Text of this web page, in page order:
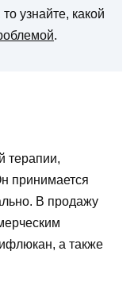
узнайте, какой
.
терапии,
принимается
В продажу
а также